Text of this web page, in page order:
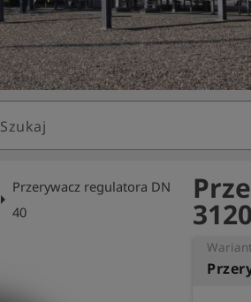
Szukaj
arrow_right
Przerywacz regulatora DN
40